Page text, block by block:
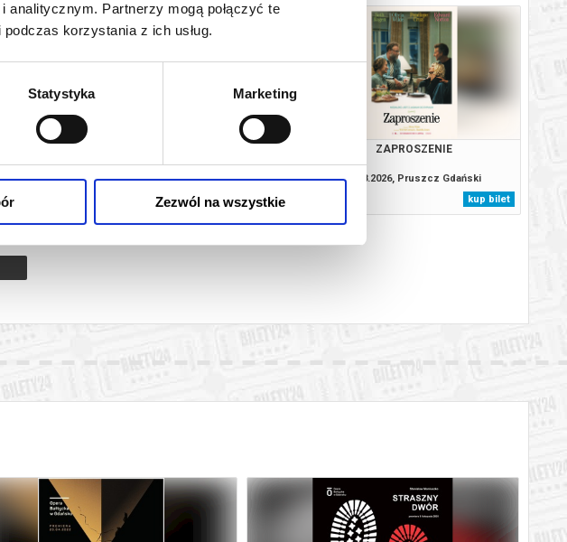
analitycznym. Partnerzy mogą połączyć te
korzystania z ich usług.
Statystyka Marketing
Zezwól na wszystkie
11.08.2026, Pruszcz Gdański
kup bilet
ZAPROSZENIE
11.08.2026, Pruszcz Gdański
kup bilet